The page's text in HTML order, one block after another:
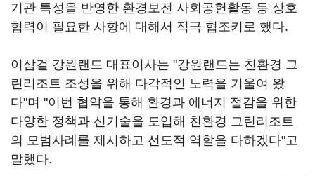
기관 특성을 반영한 환경보전 사회공헌활동 등 상호
협력이 필요한 사항에 대해서 적극 협조키로 했다.
이삼걸 강원랜드 대표이사는 "강원랜드는 친환경 그
린리조트 조성을 위해 다각적인 노력을 기울여 왔
다"며 "이번 협약을 통해 환경과 에너지 절감을 위한
다양한 정책과 신기술을 도입해 친환경 그린리조트
의 모범사례를 제시하고 선도적 역할을 다하겠다"고
말했다.